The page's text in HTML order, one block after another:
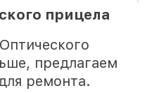
прицела
предлагаем
ремонта.